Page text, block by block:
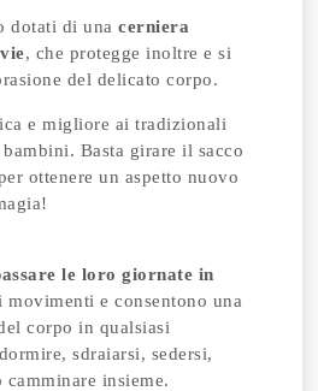
dotati di unacerniera
, che protegge inoltre e si
del delicato corpo.
e migliore ai tradizionali
Basta girare il sacco
ottenere un aspetto nuovo
le loro giornate in
e consentono una
corpo in qualsiasi
sdraiarsi, sedersi,
insieme.